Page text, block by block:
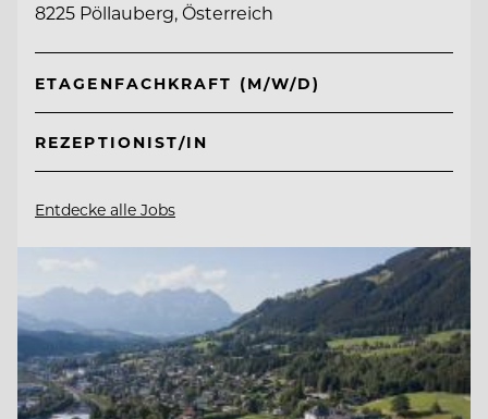
8225 Pöllauberg, Österreich
ETAGENFACHKRAFT (M/W/D)
REZEPTIONIST/IN
Entdecke alle Jobs